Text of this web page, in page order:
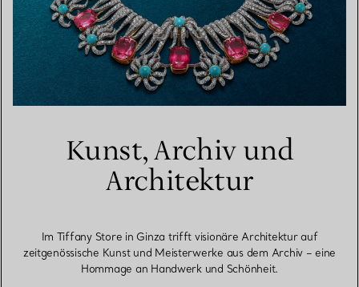
Kunst, Archiv und
Architektur
Im Tiffany Store in Ginza trifft visionäre Architektur auf
zeitgenössische Kunst und Meisterwerke aus dem Archiv – eine
Hommage an Handwerk und Schönheit.